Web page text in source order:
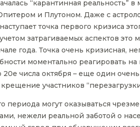
“карантинная
и Плутоном. Даже с
точка первого кризиса
затрагиваемых аспектов
года. Точка очень кризисная,
моментально реагировать
20е числа октября – еще один
участников
периода могут оказываться
нежели реальной заботой о